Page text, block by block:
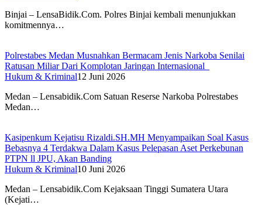
Binjai – LensaBidik.Com. Polres Binjai kembali menunjukkan
komitmennya…
Polrestabes Medan Musnahkan Bermacam Jenis Narkoba Senilai
Ratusan Miliar Dari Komplotan Jaringan Internasional
Hukum & Kriminal12 Juni 2026
Medan – Lensabidik.Com Satuan Reserse Narkoba Polrestabes
Medan…
Kasipenkum Kejatisu Rizaldi.SH.MH Menyampaikan Soal Kasus
Bebasnya 4 Terdakwa Dalam Kasus Pelepasan Aset Perkebunan
PTPN ll JPU, Akan Banding
Hukum & Kriminal10 Juni 2026
Medan – Lensabidik.Com Kejaksaan Tinggi Sumatera Utara
(Kejati…